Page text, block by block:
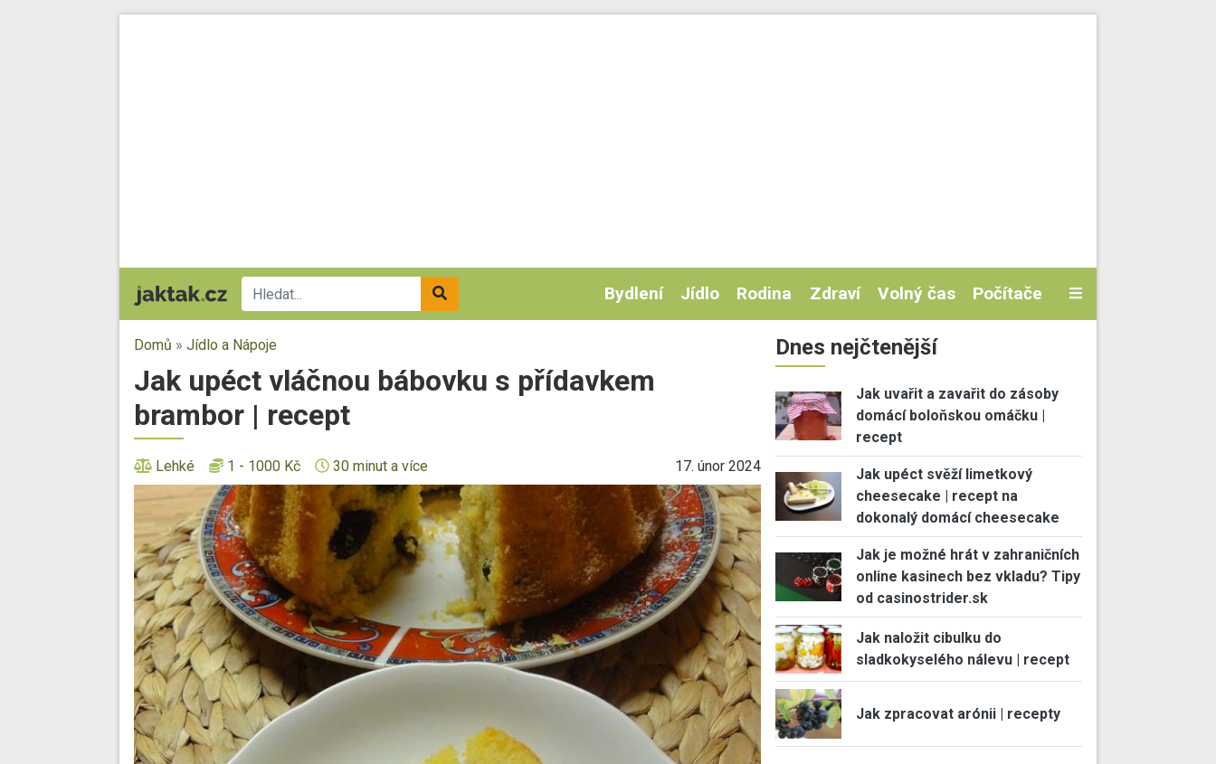
Bydlení Jídlo Rodina Zdraví Volný čas Počítače
Domů » Jídlo a Nápoje
Jak upéct vláčnou bábovku s přídavkem
brambor | recept
Lehké 1 - 1000 Kč 30 minut a více 17. únor 2024
Dnes nejčtenější
Jak uvařit a zavařit do zásoby
domácí boloňskou omáčku |
recept
Jak upéct svěží limetkový
cheesecake | recept na
dokonalý domácí cheesecake
Jak je možné hrát v zahraničních
online kasinech bez vkladu? Tipy
od casinostrider.sk
Jak naložit cibulku do
sladkokyselého nálevu | recept
Jak zpracovat arónii | recepty